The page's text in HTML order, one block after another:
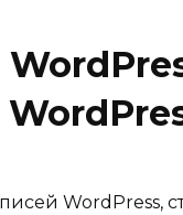
WordPress,